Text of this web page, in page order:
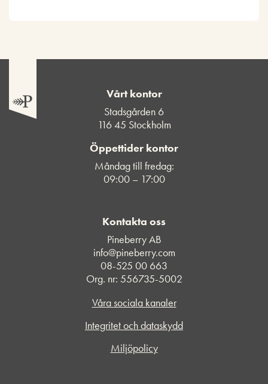
Vårt kontor
Stadsgården 6
116 45 Stockholm
Öppettider kontor
Måndag till fredag:
09:00 – 17:00
Kontakta oss
Pineberry AB
info@pineberry.com
08-525 00 663
Org. nr: 556735-5002
Våra sociala kanaler
Integritet och dataskydd
Miljöpolicy